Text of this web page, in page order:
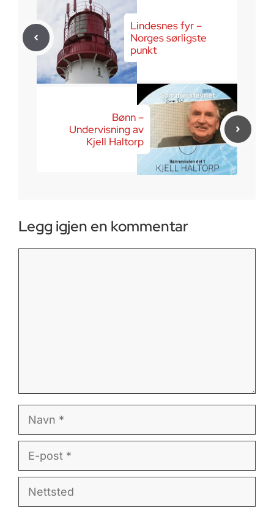
Lindesnes fyr –
Norges sørligste
punkt
Bønn –
Undervisning av
Kjell Haltorp
Legg igjen en kommentar
post